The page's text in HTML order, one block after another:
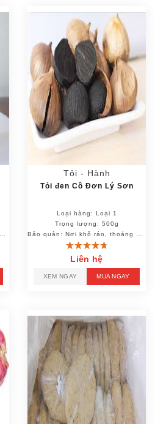
Tỏi - Hành
Tỏi đen Cô Đơn Lý Sơn
Loại hàng: Loại 1
Trọng lượng: 500g
Liên hệ
XEM NGAY MUA NGAY